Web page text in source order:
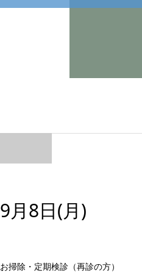
9月8日(月)
お掃除・定期検診（再診の方）